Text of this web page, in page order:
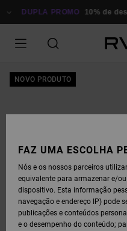
PARA DUPLA PROMO 10% de
NOVO PRODUTO
FAZ UMA ESCOLHA
Nós e os nossos parceiros
equivalente para armazenar e/
dispositivo. Esta informação
navegação e endereço IP) pode
publicações e conteúdos
e o desempenho do conteúdo;